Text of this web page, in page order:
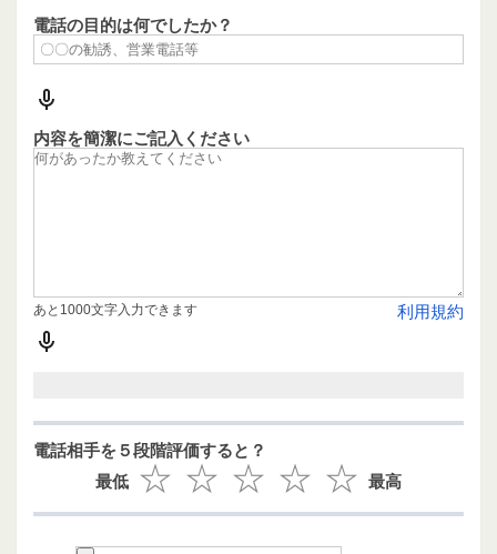
電話の目的は何でしたか？
内容を簡潔にご記入ください
利用規約
あと1000文字入力できます
電話相手を５段階評価すると？
最低
最高